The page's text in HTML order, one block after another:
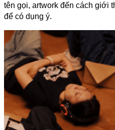
tên gọi, artwork đến cách giới
để có dụng ý.